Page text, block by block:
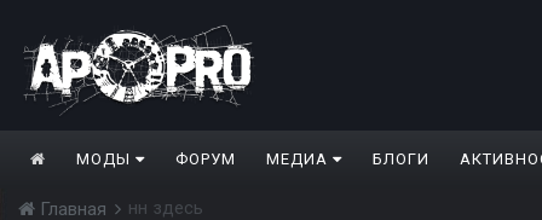
МОДЫ ФОРУМ МЕДИА БЛОГИ
Главная нн здесь